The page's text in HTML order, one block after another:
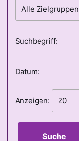
Suchbegriff:
Datum:
Anzeigen:
Suche